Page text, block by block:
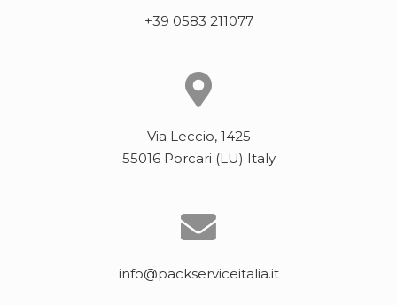
+39 0583 211077
Via Leccio, 1425
55016 Porcari (LU) Italy
info@packserviceitalia.it